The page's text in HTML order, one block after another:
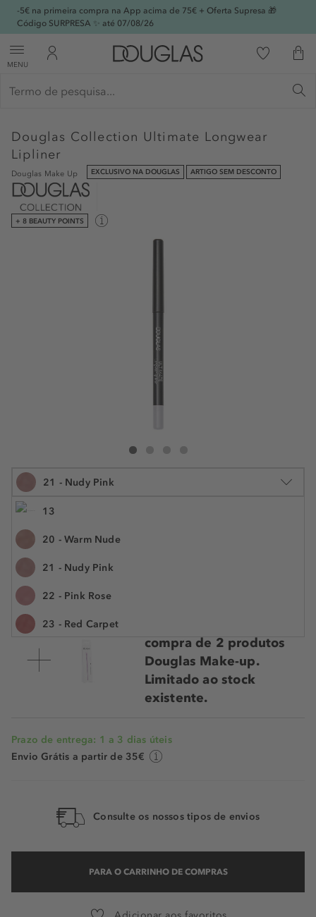
-5€ na primeira compra na App acima de 75€ + Oferta Supresa 🎁
Código SURPRESA ✨ até 07/08/26
MENU
Douglas Collection Ultimate Longwear
Lipliner
Douglas Make Up EXCLUSIVO NA DOUGLAS ARTIGO SEM DESCONTO
+ 8 BEAUTY POINTS
Douglas Collection Ultimate Longwear Lipliner
21 - Nudy Pink
13
20 - Warm Nude
21 - Nudy Pink
22 - Pink Rose
23 - Red Carpet
1 und.
compra de 2 produtos
Douglas Make-up.
Limitado ao stock
existente.
Prazo de entrega: 1 a 3 dias úteis
Envio Grátis a partir de 35€
Consulte os nossos tipos de envios
PARA O CARRINHO DE COMPRAS